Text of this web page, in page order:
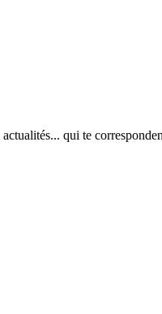
qui te